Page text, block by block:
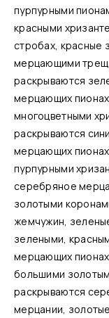
пурпурными
красными
стробах, красные
мерцающими
раскрываются
мерцающих
многоцветными
раскрываются
мерцающих
пурпурными
серебряное
золотыми
жемчужин,
зелеными,
мерцающих
большими
раскрываются
мерцании,